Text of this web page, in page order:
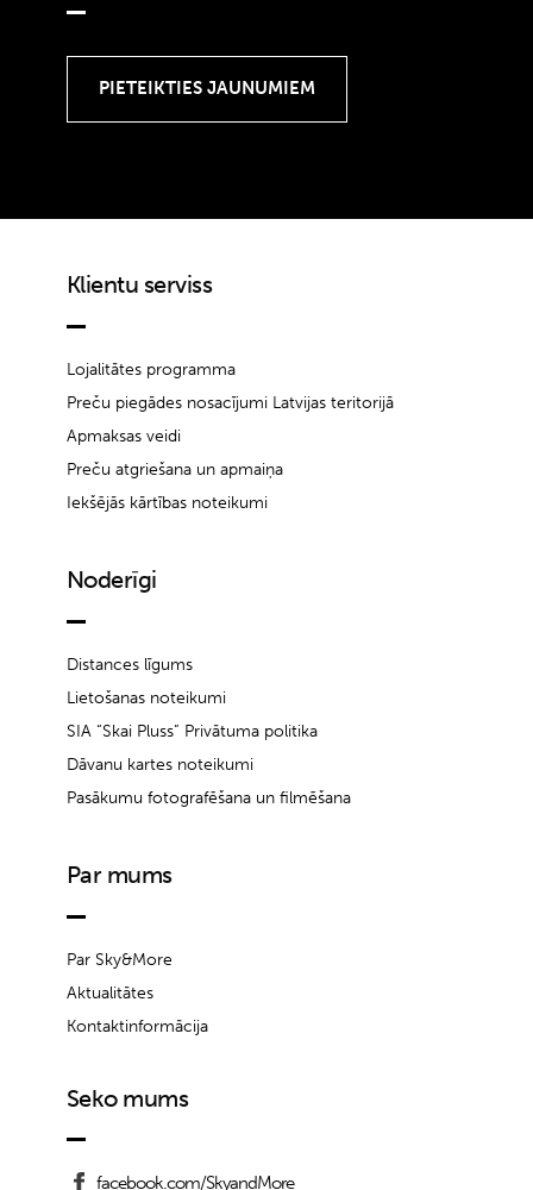
Klientu serviss
Lojalitātes programma
Preču piegādes nosacījumi Latvijas teritorijā
Apmaksas veidi
Preču atgriešana un apmaiņa
Iekšējās kārtības noteikumi
Noderīgi
Distances līgums
Lietošanas noteikumi
SIA “Skai Pluss” Privātuma politika
Dāvanu kartes noteikumi
Pasākumu fotografēšana un filmēšana
Par mums
Par Sky&More
Aktualitātes
Kontaktinformācija
Seko mums
facebook.com/SkyandMore